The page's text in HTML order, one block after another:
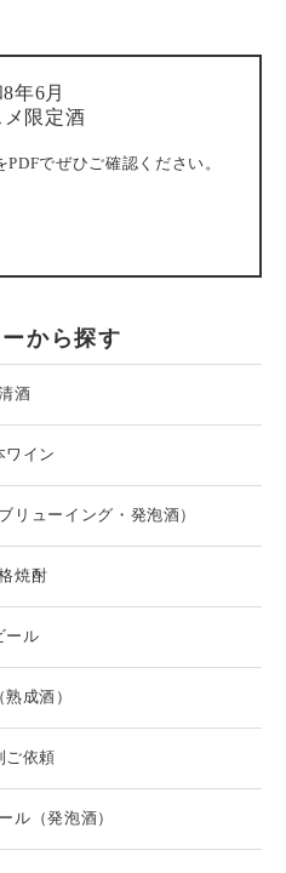
年6月
メ限定酒
でぜひご確認ください。
から探す
酒
ワイン
リューイング・発泡酒）
焼酎
ール
成酒）
ご依頼
ル（発泡酒）